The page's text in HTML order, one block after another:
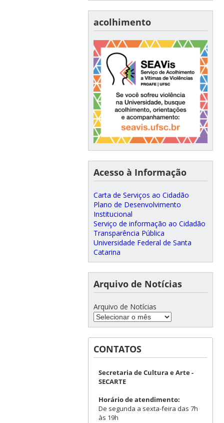
acolhimento
Acesso à Informação
Carta de Serviços ao Cidadão
Plano de Desenvolvimento
Institucional
Serviço de informação ao Cidadão
Transparência Pública
Universidade Federal de Santa
Catarina
Arquivo de Notícias
Arquivo de Notícias
CONTATOS
Secretaria de Cultura e Arte -
SECARTE
Horário de atendimento:
De segunda a sexta-feira das 7h
às 19h